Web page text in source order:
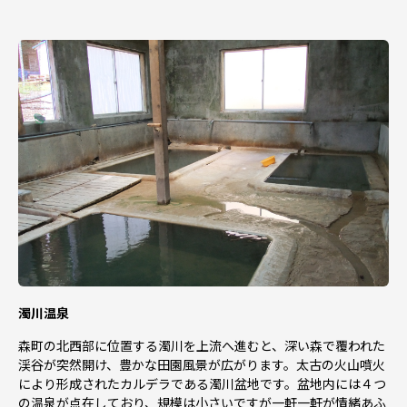
濁川温泉
森町の北西部に位置する濁川を上流へ進むと、深い森で覆われた
渓谷が突然開け、豊かな田園風景が広がります。太古の火山噴火
により形成されたカルデラである濁川盆地です。盆地内には４つ
の温泉が点在しており、規模は小さいですが一軒一軒が情緒あふ